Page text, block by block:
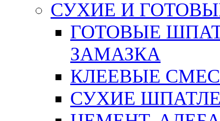
СУХИЕ И
ГОТОВЫЕ
ЗАМАЗКА
КЛЕЕВЫЕ
СУХИЕ